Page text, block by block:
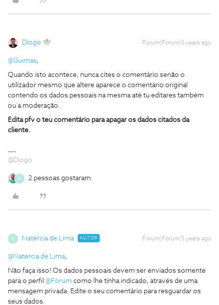
Diogo Forum|Forum|5 years ago
@Guimas,
Quando isto acontece, nunca cites o comentário senão o
utilizador mesmo que altere aparece o comentário original
contendo os dados pessoais na mesma até tu editares também
ou a moderação.
Edita pfv o teu comentário para apagar os dados citados da
cliente.
@Diogo
N 2 pessoas gostaram
N Natércia de Lima AUTOR Forum|Forum|5 years ago
@Natércia de Lima,
Não faça isso! Os dados pessoais devem ser enviados somente
para o perfil @Fórum como lhe tinha indicado, através de uma
mensagem privada. Edite o seu comentário para resguardar os
seus dados.